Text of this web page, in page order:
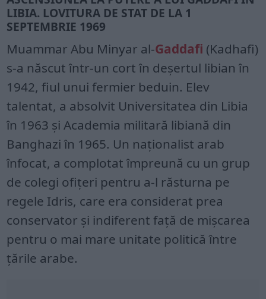
LIBIA. LOVITURA DE STAT DE LA 1
SEPTEMBRIE 1969
Muammar Abu Minyar al-Gaddafi (Kadhafi)
s-a născut într-un cort în deșertul libian în
1942, fiul unui fermier beduin. Elev
talentat, a absolvit Universitatea din Libia
în 1963 și Academia militară libiană din
Banghazi în 1965. Un naționalist arab
înfocat, a complotat împreună cu un grup
de colegi ofițeri pentru a-l răsturna pe
regele Idris, care era considerat prea
conservator și indiferent față de mișcarea
pentru o mai mare unitate politică între
țările arabe.